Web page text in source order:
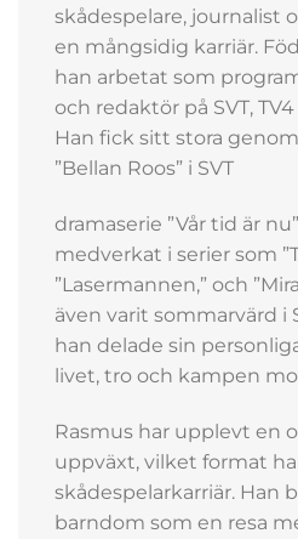
skådespelare, journalist
en mångsidig karriär.
han arbetat som
och redaktör på SVT,
Han fick sitt stora
”Bellan Roos” i SVT
dramaserie ”Vår tid är
medverkat i serier som
”Lasermannen,” och
även varit sommarvärd i
han delade sin
livet, tro och kampen
Rasmus har upplevt en
uppväxt, vilket format
skådespelarkarriär. Han
barndom som en resa